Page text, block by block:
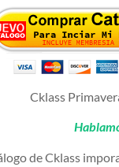
Cklass
de Cklass